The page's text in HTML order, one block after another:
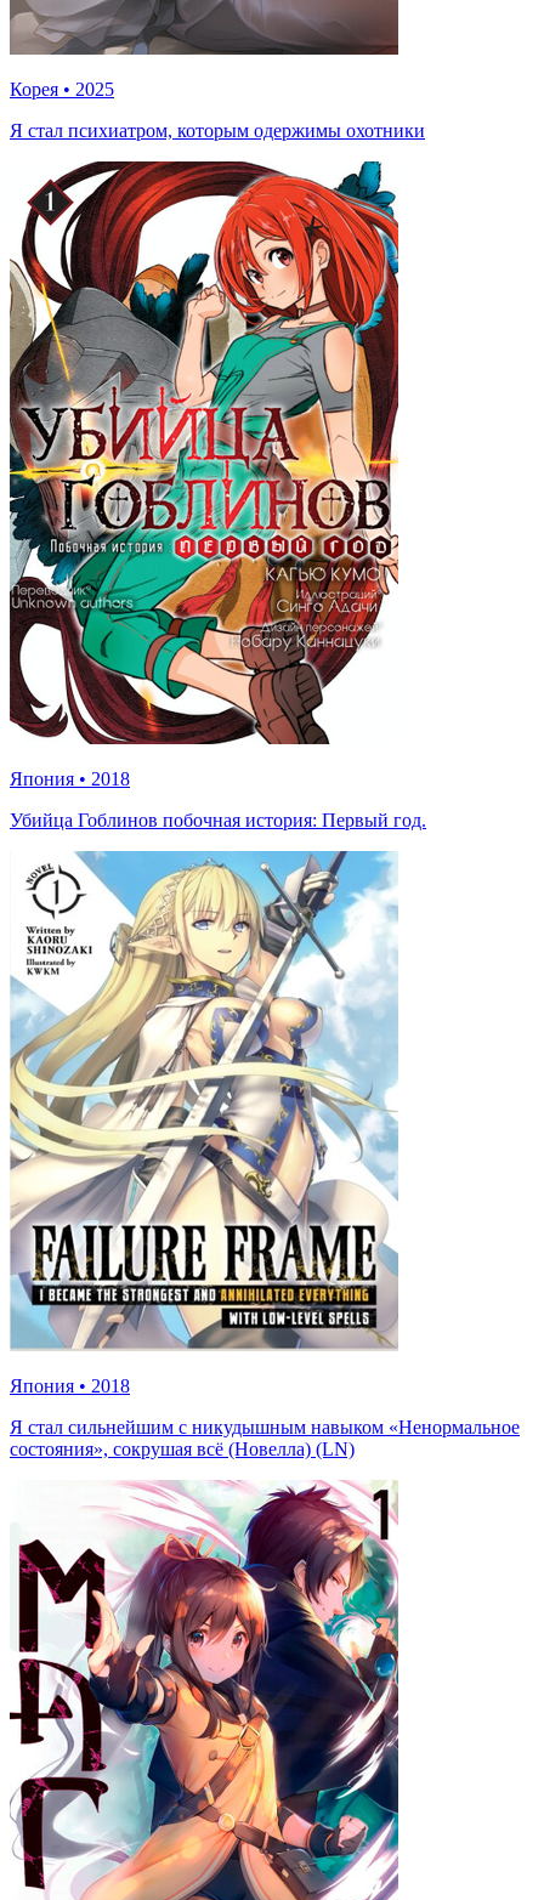
Корея • 2025
Я стал психиатром, которым одержимы охотники
Япония • 2018
Убийца Гоблинов побочная история: Первый год.
Япония • 2018
Я стал сильнейшим с никудышным навыком «Ненормальное
состояния», сокрушая всё (Новелла) (LN)